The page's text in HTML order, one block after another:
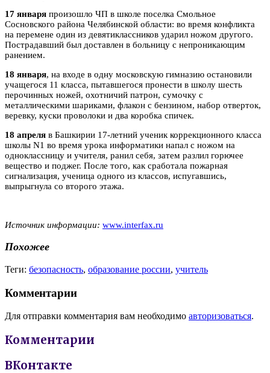
17 января произошло ЧП в школе поселка Смольное
Сосновского района Челябинской области: во время конфликта
на перемене один из девятиклассников ударил ножом другого.
Пострадавший был доставлен в больницу с непроникающим
ранением.
18 января, на входе в одну московскую гимназию остановили
учащегося 11 класса, пытавшегося пронести в школу шесть
перочинных ножей, охотничий патрон, сумочку с
металлическими шариками, флакон с бензином, набор отверток,
веревку, куски проволоки и два коробка спичек.
18 апреля в Башкирии 17-летний ученик коррекционного класса
школы N1 во время урока информатики напал с ножом на
одноклассницу и учителя, ранил себя, затем разлил горючее
вещество и поджег. После того, как сработала пожарная
сигнализация, ученица одного из классов, испугавшись,
выпрыгнула со второго этажа.
Источник информации: www.interfax.ru
Похожее
Теги: безопасность, образование россии, учитель
Комментарии
Для отправки комментария вам необходимо авторизоваться.
Комментарии
ВКонтакте